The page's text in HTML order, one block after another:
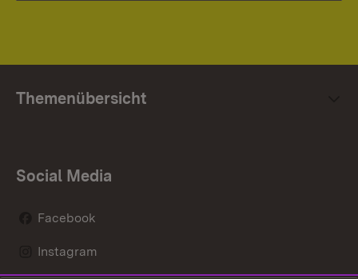
Themenübersicht
Social Media
Facebook
Instagram